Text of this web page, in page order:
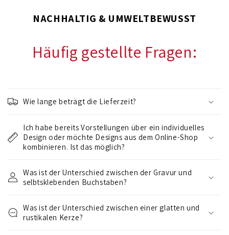
NACHHALTIG & UMWELTBEWUSST
Häufig gestellte Fragen:
i
n
l
p
r
Wie lange beträgt die Lieferzeit?
Ich habe bereits Vorstellungen über ein individuelles
Design oder möchte Designs aus dem Online-Shop
kombinieren. Ist das möglich?
Was ist der Unterschied zwischen der Gravur und
selbtsklebenden Buchstaben?
Was ist der Unterschied zwischen einer glatten und
rustikalen Kerze?